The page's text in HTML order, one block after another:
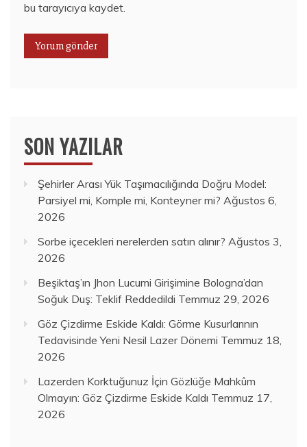
bu tarayıcıya kaydet.
SON YAZILAR
Şehirler Arası Yük Taşımacılığında Doğru Model:
Parsiyel mi, Komple mi, Konteyner mi? Ağustos 6,
2026
Sorbe içecekleri nerelerden satın alınır? Ağustos 3,
2026
Beşiktaş’ın Jhon Lucumi Girişimine Bologna’dan
Soğuk Duş: Teklif Reddedildi Temmuz 29, 2026
Göz Çizdirme Eskide Kaldı: Görme Kusurlarının
Tedavisinde Yeni Nesil Lazer Dönemi Temmuz 18,
2026
Lazerden Korktuğunuz İçin Gözlüğe Mahkûm
Olmayın: Göz Çizdirme Eskide Kaldı Temmuz 17,
2026